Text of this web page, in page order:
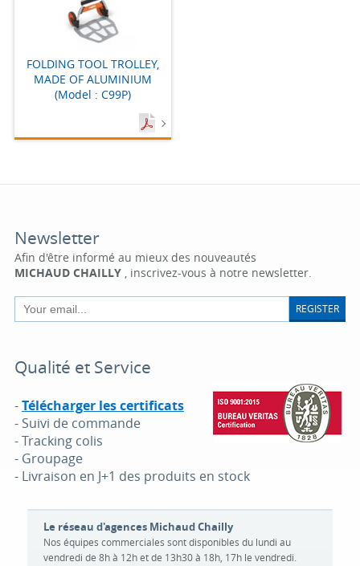
FOLDING TOOL TROLLEY,
MADE OF ALUMINIUM
(Model : C99P)
Newsletter
Afin d'être informé au mieux des nouveautés
MICHAUD CHAILLY, inscrivez-vous à notre newsletter.
REGISTER
Qualité et Service
-Télécharger les certificats
- Suivi de commande
- Tracking colis
- Groupage
- Livraison en J+1 des produits en stock
Le réseau d'agences Michaud Chailly
Nos équipes commerciales sont disponibles du lundi au
vendredi de 8h à 12h et de 13h30 à 18h, 17h le vendredi.